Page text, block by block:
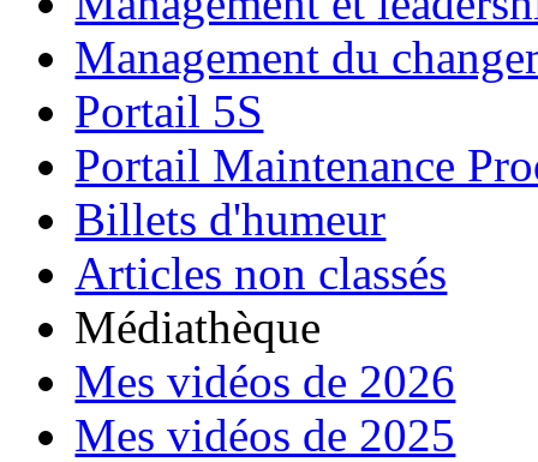
Management du
Portail 5S
Portail Maintenance
Billets d'humeur
Articles non classés
Médiathèque
Mes vidéos de 2026
Mes vidéos de 2025